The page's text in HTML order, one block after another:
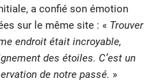
a confié son émotion
sur le même site : « Trouver
endroit était incroyable,
des étoiles. C’est un
de notre passé. »